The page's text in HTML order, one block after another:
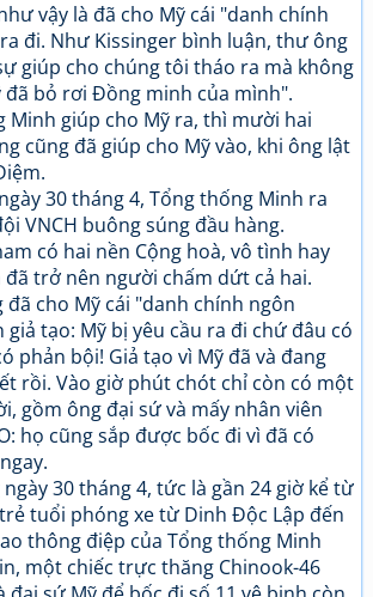
vậy là đã cho Mỹ cái "danh chính
đi. Như Kissinger bình luận, thư ông
giúp cho chúng tôi tháo ra mà không
đã bỏ rơi Đồng minh của mình".
Minh giúp cho Mỹ ra, thì mười hai
cũng đã giúp cho Mỹ vào, khi ông lật
30 tháng 4, Tổng thống Minh ra
VNCH buông súng đầu hàng.
có hai nền Cộng hoà, vô tình hay
trở nên người chấm dứt cả hai.
đã cho Mỹ cái "danh chính ngôn
tạo: Mỹ bị yêu cầu ra đi chứ đâu có
phản bội! Giả tạo vì Mỹ đã và đang
rồi. Vào giờ phút chót chỉ còn có một
gồm ông đại sứ và mấy nhân viên
họ cũng sắp được bốc đi vì đã có
30 tháng 4, tức là gần 24 giờ kể từ
tuổi phóng xe từ Dinh Độc Lập đến
thông điệp của Tổng thống Minh
một chiếc trực thăng Chinook-46